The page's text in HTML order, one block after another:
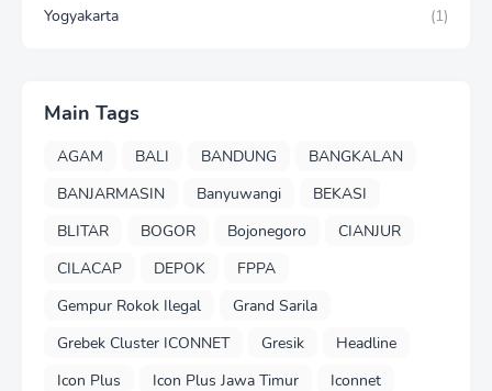
Yogyakarta
(1)
Main Tags
AGAM BALI BANDUNG
BANGKALAN
BANJARMASIN
Banyuwangi
BEKASI
BLITAR
BOGOR Bojonegoro
CIANJUR
CILACAP
DEPOK
FPPA
Gempur Rokok Ilegal
Grand Sarila
Grebek Cluster ICONNET
Gresik
Headline
Icon Plus
Icon Plus Jawa Timur
Iconnet